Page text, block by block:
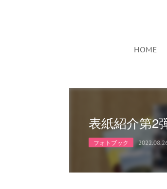
HOME
表紙紹介第2
フォトブック